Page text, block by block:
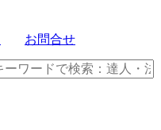
お問合せ